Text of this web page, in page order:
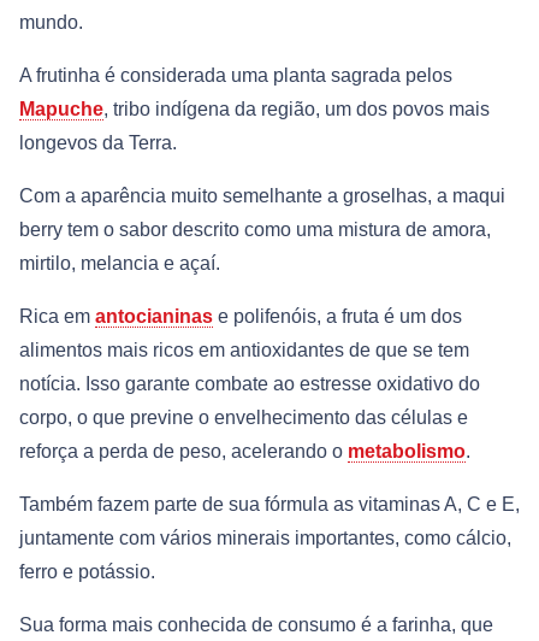
mundo.
A frutinha é considerada uma planta sagrada pelos
Mapuche, tribo indígena da região, um dos povos mais
longevos da Terra.
Com a aparência muito semelhante a groselhas, a maqui
berry tem o sabor descrito como uma mistura de amora,
mirtilo, melancia e açaí.
Rica em antocianinas e polifenóis, a fruta é um dos
alimentos mais ricos em antioxidantes de que se tem
notícia. Isso garante combate ao estresse oxidativo do
corpo, o que previne o envelhecimento das células e
reforça a perda de peso, acelerando o metabolismo.
Também fazem parte de sua fórmula as vitaminas A, C e E,
juntamente com vários minerais importantes, como cálcio,
ferro e potássio.
Sua forma mais conhecida de consumo é a farinha, que